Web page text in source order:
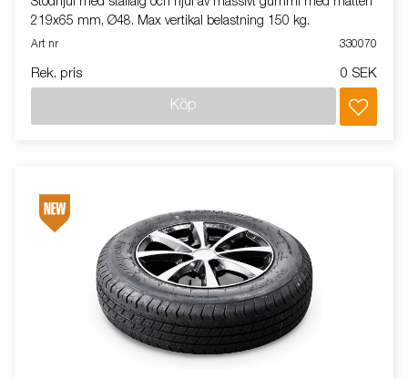
219x65 mm, Ø48. Max vertikal belastning 150 kg.
Art nr 330070
Rek. pris 0 SEK
Köp